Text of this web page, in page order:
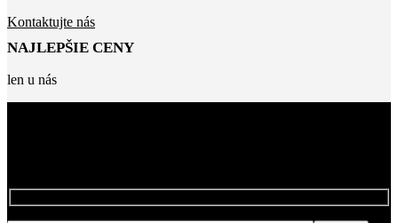
Kontaktujte nás
NAJLEPŠIE CENY
len u nás